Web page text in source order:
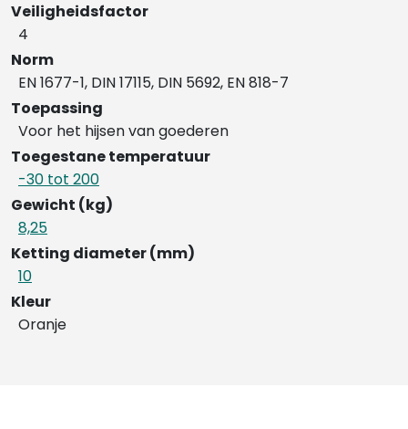
Veiligheidsfactor
4
Norm
EN 1677-1, DIN 17115, DIN 5692, EN 818-7
Toepassing
Voor het hijsen van goederen
Toegestane temperatuur
-30 tot 200
Gewicht (kg)
8,25
Ketting diameter (mm)
10
Kleur
Oranje